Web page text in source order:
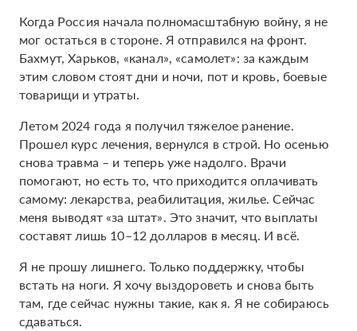
Когда Россия начала полномасштабную войну, я не
мог остаться в стороне. Я отправился на фронт.
Бахмут, Харьков, «канал», «самолет»: за каждым
этим словом стоят дни и ночи, пот и кровь, боевые
товарищи и утраты.
Летом 2024 года я получил тяжелое ранение.
Прошел курс лечения, вернулся в строй. Но осенью
снова травма – и теперь уже надолго. Врачи
помогают, но есть то, что приходится оплачивать
самому: лекарства, реабилитация, жилье. Сейчас
меня выводят «за штат». Это значит, что выплаты
составят лишь 10–12 долларов в месяц. И всё.
Я не прошу лишнего. Только поддержку, чтобы
встать на ноги. Я хочу выздороветь и снова быть
там, где сейчас нужны такие, как я. Я не собираюсь
сдаваться.